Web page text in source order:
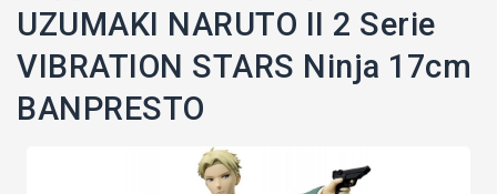
UZUMAKI NARUTO II 2 Serie
VIBRATION STARS Ninja 17cm
BANPRESTO